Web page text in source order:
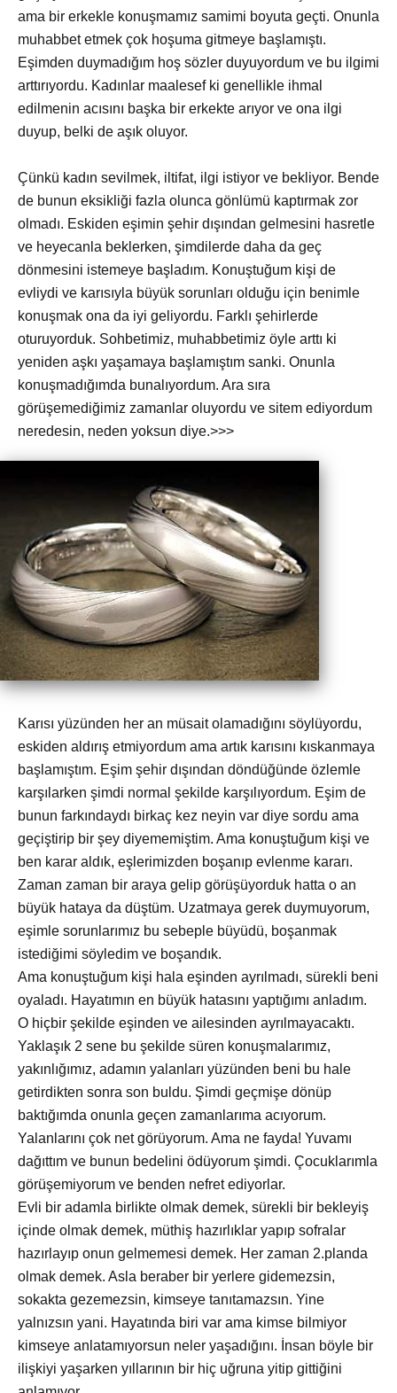
ama bir erkekle konuşmamız samimi boyuta geçti. Onunla
muhabbet etmek çok hoşuma gitmeye başlamıştı.
Eşimden duymadığım hoş sözler duyuyordum ve bu ilgimi
arttırıyordu. Kadınlar maalesef ki genellikle ihmal
edilmenin acısını başka bir erkekte arıyor ve ona ilgi
duyup, belki de aşık oluyor.
Çünkü kadın sevilmek, iltifat, ilgi istiyor ve bekliyor. Bende
de bunun eksikliği fazla olunca gönlümü kaptırmak zor
olmadı. Eskiden eşimin şehir dışından gelmesini hasretle
ve heyecanla beklerken, şimdilerde daha da geç
dönmesini istemeye başladım. Konuştuğum kişi de
evliydi ve karısıyla büyük sorunları olduğu için benimle
konuşmak ona da iyi geliyordu. Farklı şehirlerde
oturuyorduk. Sohbetimiz, muhabbetimiz öyle arttı ki
yeniden aşkı yaşamaya başlamıştım sanki. Onunla
konuşmadığımda bunalıyordum. Ara sıra
görüşemediğimiz zamanlar oluyordu ve sitem ediyordum
neredesin, neden yoksun diye.>>>
Karısı yüzünden her an müsait olamadığını söylüyordu,
eskiden aldırış etmiyordum ama artık karısını kıskanmaya
başlamıştım. Eşim şehir dışından döndüğünde özlemle
karşılarken şimdi normal şekilde karşılıyordum. Eşim de
bunun farkındaydı birkaç kez neyin var diye sordu ama
geçiştirip bir şey diyememiştim. Ama konuştuğum kişi ve
ben karar aldık, eşlerimizden boşanıp evlenme kararı.
Zaman zaman bir araya gelip görüşüyorduk hatta o an
büyük hataya da düştüm. Uzatmaya gerek duymuyorum,
eşimle sorunlarımız bu sebeple büyüdü, boşanmak
istediğimi söyledim ve boşandık.
Ama konuştuğum kişi hala eşinden ayrılmadı, sürekli beni
oyaladı. Hayatımın en büyük hatasını yaptığımı anladım.
O hiçbir şekilde eşinden ve ailesinden ayrılmayacaktı.
Yaklaşık 2 sene bu şekilde süren konuşmalarımız,
yakınlığımız, adamın yalanları yüzünden beni bu hale
getirdikten sonra son buldu. Şimdi geçmişe dönüp
baktığımda onunla geçen zamanlarıma acıyorum.
Yalanlarını çok net görüyorum. Ama ne fayda! Yuvamı
dağıttım ve bunun bedelini ödüyorum şimdi. Çocuklarımla
görüşemiyorum ve benden nefret ediyorlar.
Evli bir adamla birlikte olmak demek, sürekli bir bekleyiş
içinde olmak demek, müthiş hazırlıklar yapıp sofralar
hazırlayıp onun gelmemesi demek. Her zaman 2.planda
olmak demek. Asla beraber bir yerlere gidemezsin,
sokakta gezemezsin, kimseye tanıtamazsın. Yine
yalnızsın yani. Hayatında biri var ama kimse bilmiyor
kimseye anlatamıyorsun neler yaşadığını. İnsan böyle bir
ilişkiyi yaşarken yıllarının bir hiç uğruna yitip gittiğini